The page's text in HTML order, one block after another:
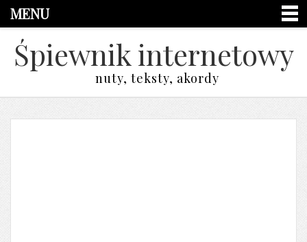
MENU
Śpiewnik internetowy
nuty, teksty, akordy